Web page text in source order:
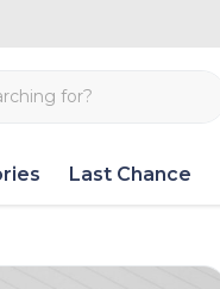
Last Chance